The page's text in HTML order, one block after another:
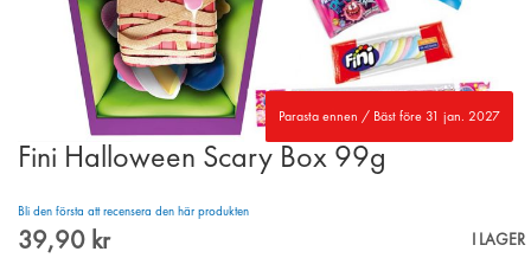
Parasta ennen / Bäst före 31 jan. 2027
Skip
of
Fini Halloween Scary Box 99g
Bli den första att recensera den här produkten
39,90 kr
I LAGER